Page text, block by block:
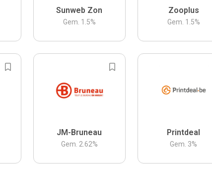
Sunweb Zon
Gem. 1.5%
Zooplus
Gem. 1.5%
JM-Bruneau
Gem. 2.62%
Printdeal
Gem. 3%